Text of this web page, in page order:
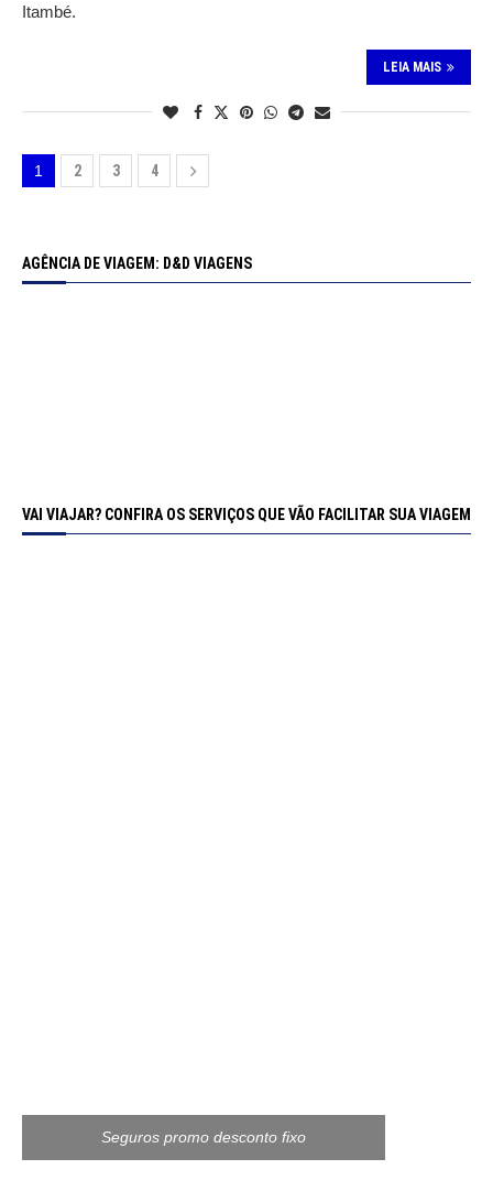
Itambé.
LEIA MAIS
1 2 3 4
AGÊNCIA DE VIAGEM: D&D VIAGENS
VAI VIAJAR? CONFIRA OS SERVIÇOS QUE VÃO FACILITAR SUA VIAGEM
Seguros promo desconto fixo